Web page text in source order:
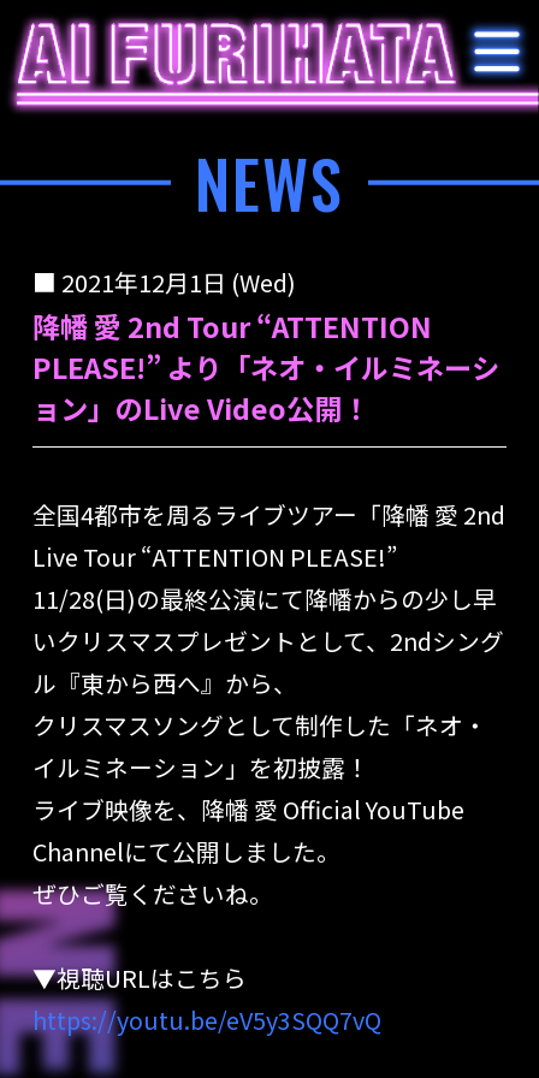
NEWS
2021年12月1日 (Wed)
降幡 愛 2nd Tour “ATTENTION
PLEASE!” より「ネオ・イルミネーシ
ョン」のLive Video公開！
全国4都市を周るライブツアー「降幡 愛 2nd
Live Tour “ATTENTION PLEASE!”
11/28(日)の最終公演にて降幡からの少し早
いクリスマスプレゼントとして、2ndシング
ル『東から西へ』から、
クリスマスソングとして制作した「ネオ・
イルミネーション」を初披露！
ライブ映像を、降幡 愛 Official YouTube
Channelにて公開しました。
ぜひご覧くださいね。
▼視聴URLはこちら
https://youtu.be/eV5y3SQQ7vQ